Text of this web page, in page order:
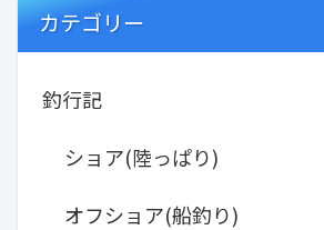
カテゴリー
釣行記
ショア(陸っぱり)
オフショア(船釣り)